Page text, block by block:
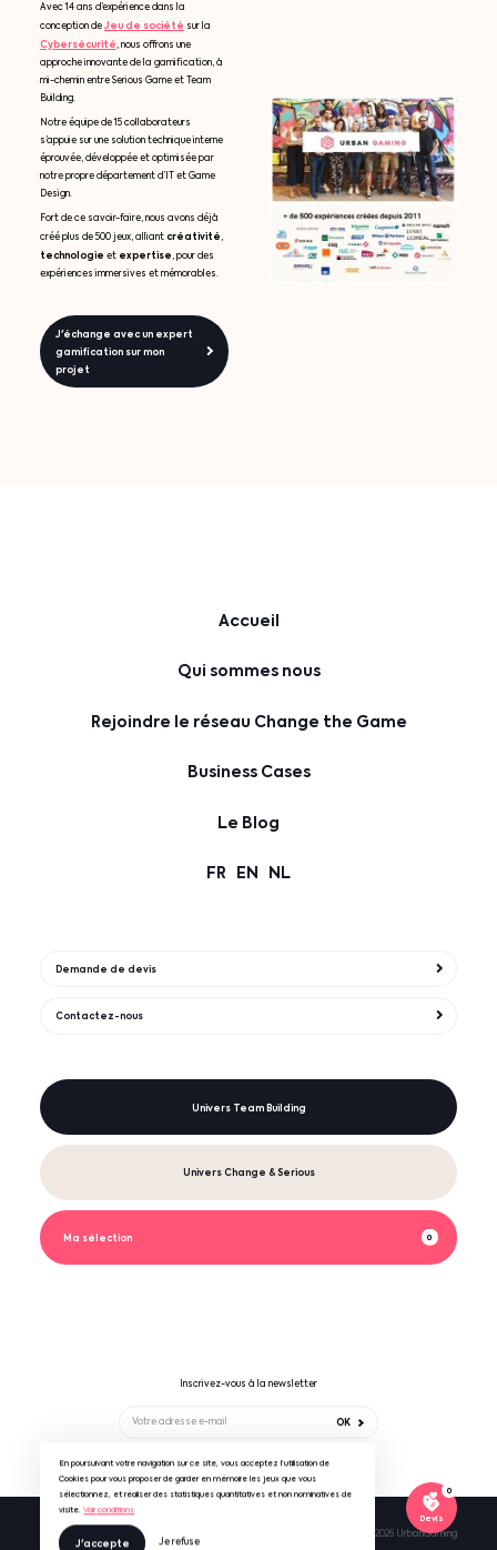
En poursuivant votre navigation sur ce site, vous acceptez l’utilisation de
Cookies pour vous proposer de garder en mémoire les jeux que vous
sélectionnez, et réaliser des statistiques quantitatives et non nominatives de
visite.Voir conditions
J'accepte Je refuse
Avec 14 ans d’expérience dans la
conception deJeu de société sur la
Cybersécurité, nous offrons une
approche innovante de la gamification, à
mi-chemin entre Serious Game et Team
Building.
Notre équipe de 15 collaborateurs
s’appuie sur une solution technique interne
éprouvée, développée et optimisée par
notre propre département d’IT et Game
Design.
Fort de ce savoir-faire, nous avons déjà
créé plus de 500 jeux, alliantcréativité,
technologie et expertise, pour des
expériences immersives et mémorables.
J'échange avec un expert
gamification sur mon
projet
Accueil
Qui sommes nous
Rejoindre le réseau Change the Game
Business Cases
Le Blog
FR EN NL
Demande de devis
Contactez-nous
Univers Team Building
Univers Change & Serious
0
Ma sélection
Inscrivez-vous à la newsletter
OK
Suivez-nous sur
Mentions légales & RGPD CGV UrbanGaming © 2026 UrbanGaming
Devis
0